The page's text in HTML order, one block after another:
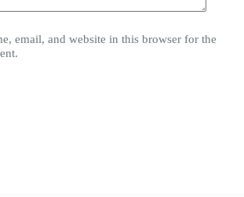
email, and website in this browser for the